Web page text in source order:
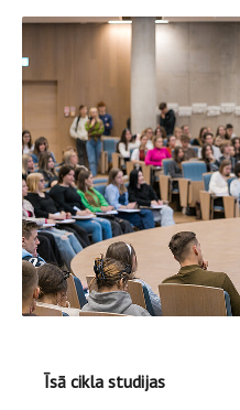
Īsā cikla studijas